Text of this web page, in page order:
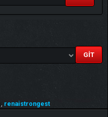
, renaistrongest